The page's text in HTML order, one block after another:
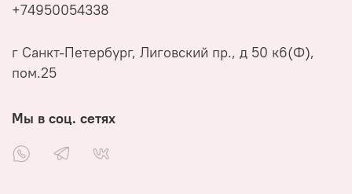
+74950054338
г Санкт-Петербург, Лиговский пр., д 50 к6(Ф),
пом.25
Мы в соц. сетях